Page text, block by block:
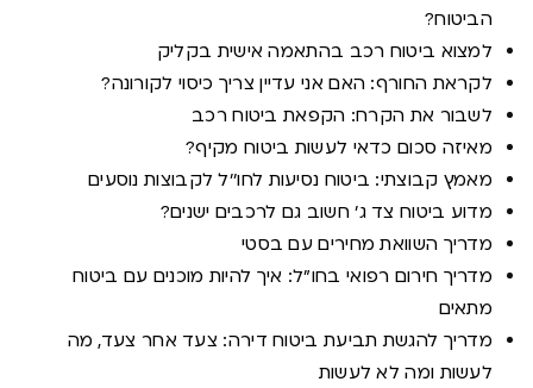
הביטוח?
למצוא ביטוח רכב בהתאמה אישית בקליק
לקראת החורף: האם אני עדיין צריך כיסוי לקורונה?
לשבור את הקרח: הקפאת ביטוח רכב
מאיזה סכום כדאי לעשות ביטוח מקיף?
מאמץ קבוצתי: ביטוח נסיעות לחו''ל לקבוצות נוסעים
מדוע ביטוח צד ג' חשוב גם לרכבים ישנים?
מדריך השוואת מחירים עם בסטי
מדריך חירום רפואי בחו"ל: איך להיות מוכנים עם ביטוח
מתאים
מדריך להגשת תביעת ביטוח דירה: צעד אחר צעד, מה
לעשות ומה לא לעשות